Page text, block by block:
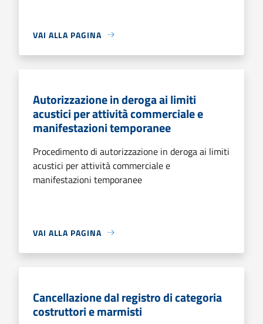
VAI ALLA PAGINA
Autorizzazione in deroga ai limiti
acustici per attività commerciale e
manifestazioni temporanee
Procedimento di autorizzazione in deroga ai limiti
acustici per attività commerciale e
manifestazioni temporanee
VAI ALLA PAGINA
Cancellazione dal registro di categoria
costruttori e marmisti